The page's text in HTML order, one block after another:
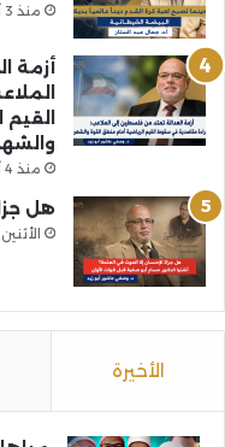
منذ 3 أسابيع
أزمة
منذ 4 أسابيع
هل
الأثنين 21 محرم 1448هـ 6-7-2026م
الأخيرة